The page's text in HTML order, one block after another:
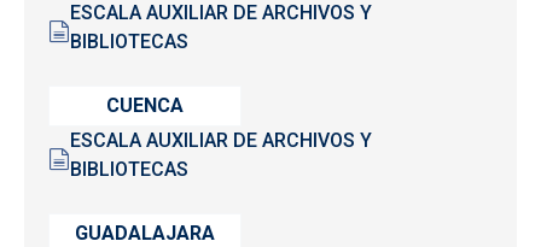
ESCALA AUXILIAR DE ARCHIVOS Y
BIBLIOTECAS
CUENCA
ESCALA AUXILIAR DE ARCHIVOS Y
BIBLIOTECAS
GUADALAJARA